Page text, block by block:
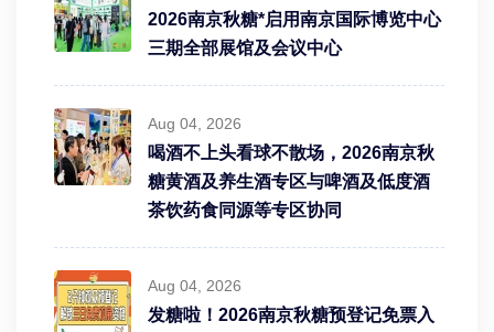
2026南京秋糖*启用南京国际博览中心
三期全部展馆及会议中心
Aug 04, 2026
喝酒不上头看球不散场，2026南京秋
糖黄酒及养生酒专区与啤酒及低度酒
茶饮药食同源等专区协同
Aug 04, 2026
发糖啦！2026南京秋糖预登记免票入